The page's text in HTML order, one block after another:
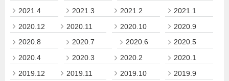
2021.4
2021.3 2021.2
2021.1
2020.12
2020.11 2020.10
2020.9
2020.8
2020.7 2020.6
2020.5
2020.4
2020.3 2020.2
2020.1
2019.12
2019.11 2019.10
2019.9